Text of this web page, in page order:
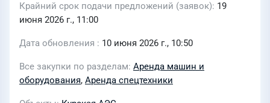
Крайний срок подачи предложений (заявок) 19
июня 2026 г., 11:00
Дата обновления 10 июня 2026 г., 10:50
Все закупки по разделам Аренда машин и
оборудования, Аренда спецтехники